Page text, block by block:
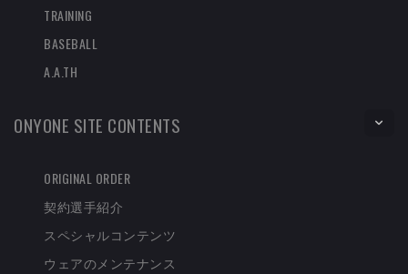
TRAINING
BASEBALL
A.A.TH
ONYONE SITE CONTENTS
ORIGINAL ORDER
契約選手紹介
スペシャルコンテンツ
ウェアのメンテナンス